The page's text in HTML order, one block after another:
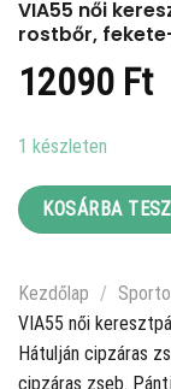
VIA55 női
rostbőr,
12090 Ft
1 készleten
KOSÁRBA
Kezdőlap /
VIA55 női
Hátulján cipzáras
cipzáras zseb.